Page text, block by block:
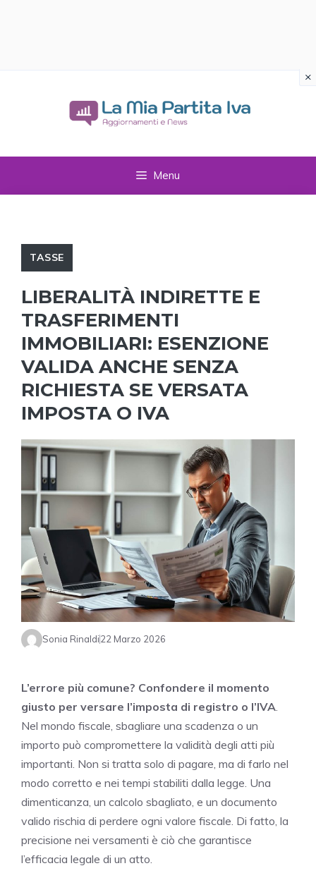
Menu
TASSE
LIBERALITÀ INDIRETTE E
TRASFERIMENTI
IMMOBILIARI: ESENZIONE
VALIDA ANCHE SENZA
RICHIESTA SE VERSATA
IMPOSTA O IVA
Sonia Rinaldi22 Marzo 2026
L’errore più comune? Confondere il momento
giusto per versare l’imposta di registro o l’IVA
Nel mondo fiscale, sbagliare una scadenza o un
importo può compromettere la validità degli atti più
importanti. Non si tratta solo di pagare, ma di farlo nel
modo corretto e nei tempi stabiliti dalla legge. Una
dimenticanza, un calcolo sbagliato, e un documento
valido rischia di perdere ogni valore fiscale. Di fatto, la
precisione nei versamenti è ciò che garantisce
l’efficacia legale di un atto.
×